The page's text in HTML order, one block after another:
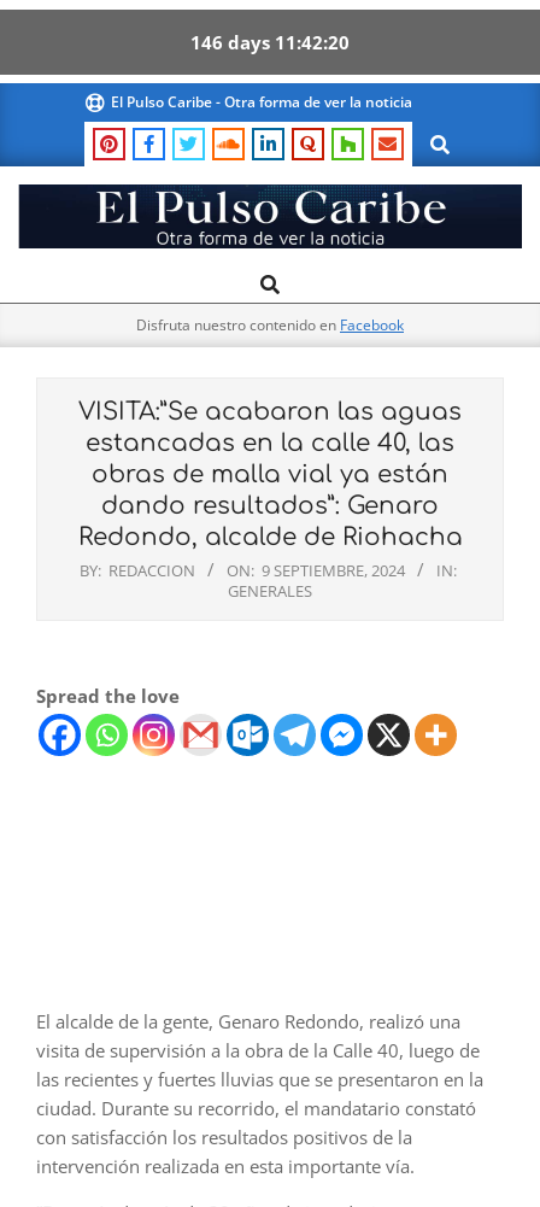
146 days 11 42 19
content
El Pulso Caribe - Otra forma de ver la noticia
Search
El
Pulso
Navigation
Search
Disfruta nuestro contenido en Facebook
VISITA:”Se acabaron las aguas
estancadas en la calle 40, las
obras de malla vial ya están
dando resultados”: Genaro
Redondo, alcalde de Riohacha
BY: REDACCION ON: 9 SEPTIEMBRE, 2024
IN:
GENERALES
Spread the love
El alcalde de la gente, Genaro Redondo, realizó una
visita de supervisión a la obra de la Calle 40, luego de
las recientes y fuertes lluvias que se presentaron en la
ciudad. Durante su recorrido, el mandatario constató
con satisfacción los resultados positivos de la
intervención realizada en esta importante vía.